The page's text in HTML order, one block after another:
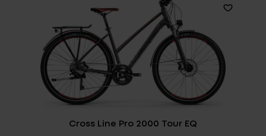
Cross Line Pro 2000 Tour EQ